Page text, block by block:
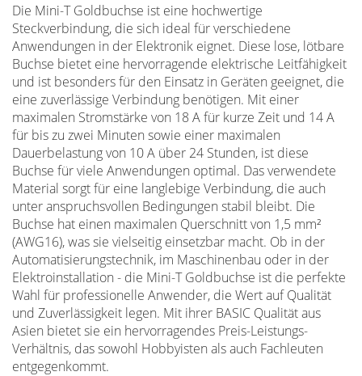
Die Mini-T Goldbuchse ist eine hochwertige
Steckverbindung, die sich ideal für verschiedene
Anwendungen in der Elektronik eignet. Diese lose, lötbare
Buchse bietet eine hervorragende elektrische Leitfähigkeit
und ist besonders für den Einsatz in Geräten geeignet, die
eine zuverlässige Verbindung benötigen. Mit einer
maximalen Stromstärke von 18 A für kurze Zeit und 14 A
für bis zu zwei Minuten sowie einer maximalen
Dauerbelastung von 10 A über 24 Stunden, ist diese
Buchse für viele Anwendungen optimal. Das verwendete
Material sorgt für eine langlebige Verbindung, die auch
unter anspruchsvollen Bedingungen stabil bleibt. Die
Buchse hat einen maximalen Querschnitt von 1,5 mm²
(AWG16), was sie vielseitig einsetzbar macht. Ob in der
Automatisierungstechnik, im Maschinenbau oder in der
Elektroinstallation - die Mini-T Goldbuchse ist die perfekte
Wahl für professionelle Anwender, die Wert auf Qualität
und Zuverlässigkeit legen. Mit ihrer BASIC Qualität aus
Asien bietet sie ein hervorragendes Preis-Leistungs-
Verhältnis, das sowohl Hobbyisten als auch Fachleuten
entgegenkommt.